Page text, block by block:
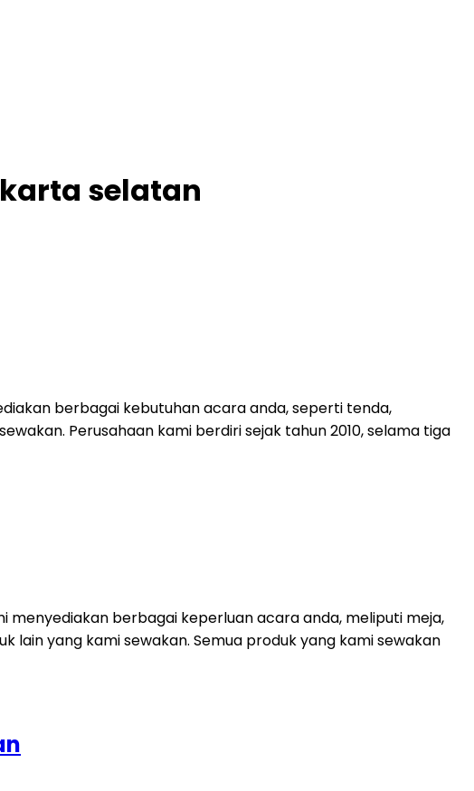
selatan
berbagai kebutuhan acara anda, seperti tenda,
Perusahaan kami berdiri sejak tahun 2010, selama tiga
berbagai keperluan acara anda, meliputi meja,
lain yang kami sewakan. Semua produk yang kami sewakan